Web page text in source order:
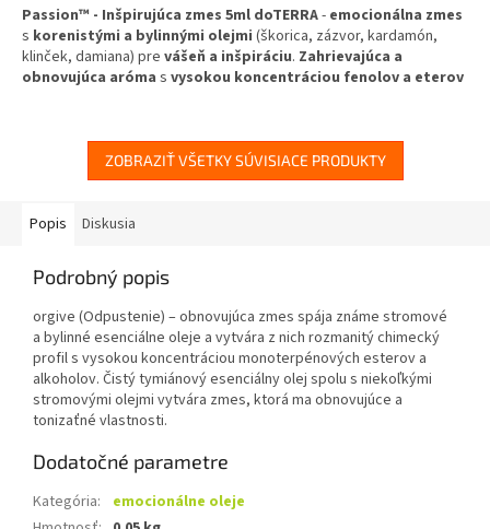
Passion™ - Inšpirujúca zmes 5ml doTERRA- emocionálna zmes
s korenistými a bylinnými olejmi (škorica, zázvor, kardamón,
klinček, damiana) pre vášeň a inšpiráciu. Zahrievajúca a
obnovujúca aróma s vysokou koncentráciou fenolov a eterov
Inšpirujúca emocionálna zmes- vášeň, zanietenie a kreativita
Korenisté a bylinné oleje- škorica, zázvor, kardamón, klinček,
✅Radostná vzrušujúca aróma
Váš ohnivý spojenec pre znovuobjavenie vášne a zanietenia v živote!
ZOBRAZIŤ VŠETKY SÚVISIACE PRODUKTY
Popis Diskusia
Podrobný popis
orgive (Odpustenie) – obnovujúca zmes spája známe stromové
a bylinné esenciálne oleje a vytvára z nich rozmanitý chimecký
profil s vysokou koncentráciou monoterpénových esterov a
alkoholov. Čistý tymiánový esenciálny olej spolu s niekoľkými
stromovými olejmi vytvára zmes, ktorá ma obnovujúce a
tonizaťné vlastnosti.
Dodatočné parametre
Kategória:
emocionálne oleje